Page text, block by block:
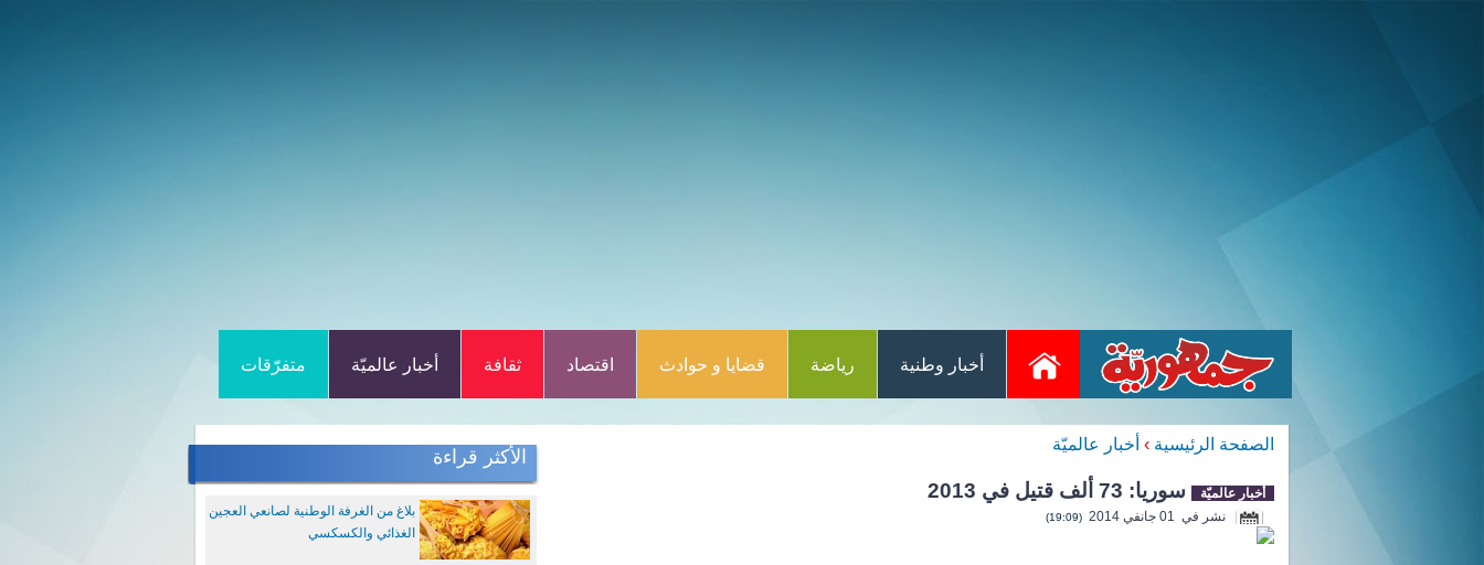
أخبار وطنية رياضة قضايا و حوادث اقتصاد ثقافة أخبار عالميّة متفرّقات
الصفحة الرئيسية › أخبار عالميّة
أخبار عالميّة سوريا: 73 ألف قتيل في 2013
نشر في 01 جانفي 2014 (19:09)
الأكثر قراءة
بلاغ من الغرفة الوطنية لصانعي العجين
الغذائي والكسكسي